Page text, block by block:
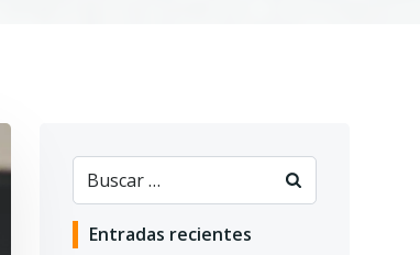
Buscar:
Entradas recientes